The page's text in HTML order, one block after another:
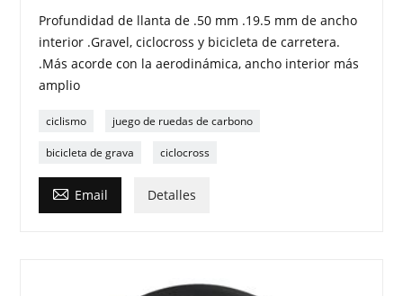
Profundidad de llanta de .50 mm .19.5 mm de ancho
interior .Gravel, ciclocross y bicicleta de carretera.
.Más acorde con la aerodinámica, ancho interior más
amplio
ciclismo juego de ruedas de carbono
bicicleta de grava ciclocross
 Email Detalles